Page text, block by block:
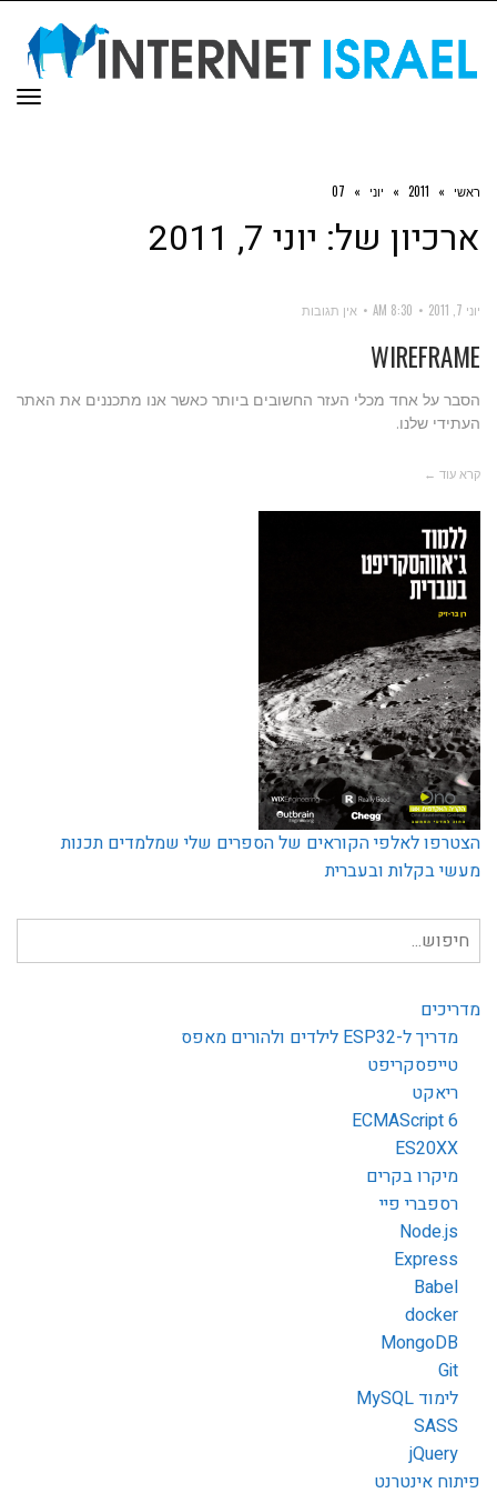
ראשי »
2011
» יוני »
07
ארכיון של: יוני 7, 2011
יוני 7, 2011 8:30 AM אין תגובות
WIREFRAME
הסבר על אחד מכלי העזר החשובים ביותר כאשר אנו מתכננים את האתר
העתידי שלנו.
קרא עוד ←
הצטרפו לאלפי הקוראים של הספרים שלי שמלמדים תכנות
מעשי בקלות ובעברית
חיפוש
עבור:
מדריכים
מדריך ל-ESP32 לילדים ולהורים מאפס
טייפסקריפט
ריאקט
ECMAScript 6
ES20XX
מיקרו בקרים
רספברי פיי
Node.js
Express
Babel
docker
MongoDB
Git
לימוד MySQL
SASS
jQuery
פיתוח אינטרנט